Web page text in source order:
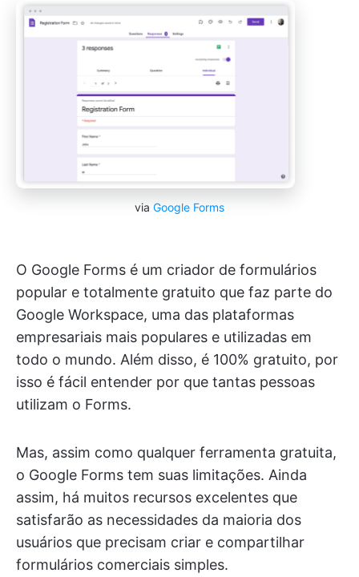
via Google Forms
O Google Forms é um criador de formulários
popular e totalmente gratuito que faz parte do
Google Workspace, uma das plataformas
empresariais mais populares e utilizadas em
todo o mundo. Além disso, é 100% gratuito, por
isso é fácil entender por que tantas pessoas
utilizam o Forms.
Mas, assim como qualquer ferramenta gratuita,
o Google Forms tem suas limitações. Ainda
assim, há muitos recursos excelentes que
satisfarão as necessidades da maioria dos
usuários que precisam criar e compartilhar
formulários comerciais simples.